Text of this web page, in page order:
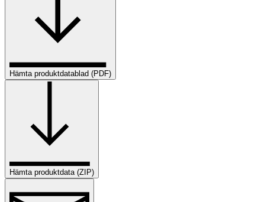
Hämta produktdatablad (PDF)
Hämta produktdata (ZIP)